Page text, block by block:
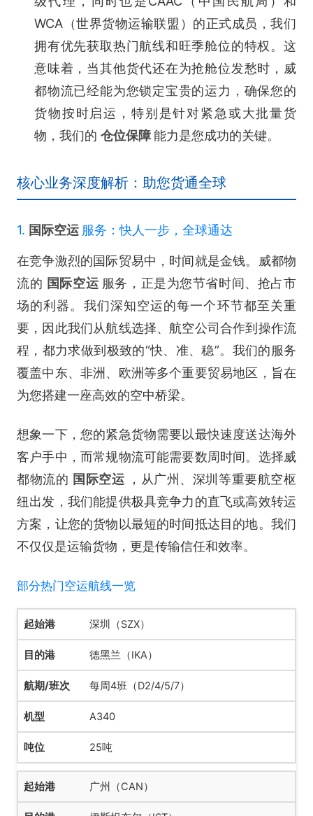
WCA（世界货物运输联盟）的正式成员，我们
拥有优先获取热门航线和旺季舱位的特权。这
意味着，当其他货代还在为抢舱位发愁时，威
都物流已经能为您锁定宝贵的运力，确保您的
货物按时启运，特别是针对紧急或大批量货
物，我们的 仓位保障能力是您成功的关键。
核心业务深度解析：助您货通全球
1. 国际空运 服务：快人一步，全球通达
在竞争激烈的国际贸易中，时间就是金钱。威都物
流的 国际空运 服务，正是为您节省时间、抢占市
场的利器。我们深知空运的每一个环节都至关重
要，因此我们从航线选择、航空公司合作到操作流
程，都力求做到极致的“快、准、稳”。我们的服务
覆盖中东、非洲、欧洲等多个重要贸易地区，旨在
为您搭建一座高效的空中桥梁。
想象一下，您的紧急货物需要以最快速度送达海外
客户手中，而常规物流可能需要数周时间。选择威
都物流的 国际空运 ，从广州、深圳等重要航空枢
纽出发，我们能提供极具竞争力的直飞或高效转运
方案，让您的货物以最短的时间抵达目的地。我们
不仅仅是运输货物，更是传输信任和效率。
部分热门空运航线一览
深圳（SZX）
德黑兰（IKA）
每周4班（D2/4/5/7）
A340
25吨
广州（CAN）